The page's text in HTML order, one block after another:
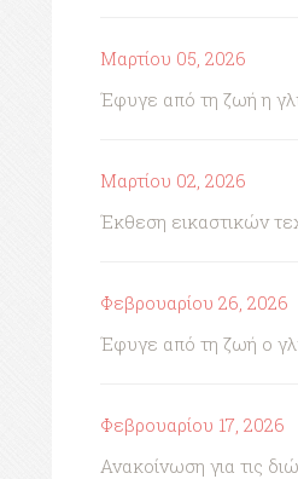
Μαρτίου 05, 2026
Έφυγε από τη ζωή η
Μαρτίου 02, 2026
Έκθεση εικαστικών
Φεβρουαρίου 26, 2026
Έφυγε από τη ζωή ο
Φεβρουαρίου 17, 2026
Ανακοίνωση για τις